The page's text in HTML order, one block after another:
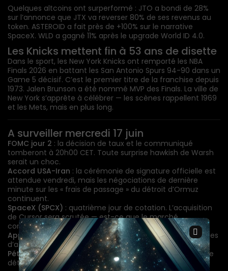
Quelques altcoins ont surperformé : JTO a bondi de 28%
sur l’annonce que JTX va reverser 80% de ses revenus au
token. ASTEROID a fait près de +100% sur le narrative
SpaceX. WLD a gagné 11% après le upgrade World ID 4.0.
Les Knicks mettent fin à 53 ans de disette
Dans le sport, les New York Knicks ont remporté les NBA
Finals 2026 en battant les San Antonio Spurs 94-90 dans un
Game 5 décisif. C’est le premier titre de la franchise depuis
1973. Jalen Brunson a été nommé MVP des Finals. La ville de
New York s’apprête à célébrer — les scènes rappellent 1969
et les Mets, mais en plus long.
A surveiller mercredi 17 juin
FOMC jour 2 : la décision de taux et le communiqué
tomberont à 20h00 CET. Toute surprise hawkish de Warsh
serait un choc.
Accord USA-Iran : la cérémonie de signature officielle est
attendue vendredi, mais les négociations de dernière
minute sur les « frais de passage » du détroit d’Ormuz
continuent.
SpaceX (SPCX) : quatrième jour de cotation. L’acquisition
de Cursor sera scrutée — est-ce que le marché
commence à se demander si le multiple est justifié ?
Apple iPhone 17 : le nouveau modèle est en vente. Les files
d’attente feront la une.
Pétrole: le WTI à 76,98$ pourrait continuer de baisser si le
détroit rouvre sans accroc.
×